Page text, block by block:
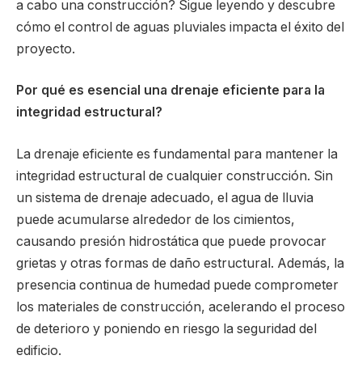
a cabo una construcción? Sigue leyendo y descubre
cómo el control de aguas pluviales impacta el éxito del
proyecto.
Por qué es esencial una drenaje eficiente para la
integridad estructural?
La drenaje eficiente es fundamental para mantener la
integridad estructural de cualquier construcción. Sin
un sistema de drenaje adecuado, el agua de lluvia
puede acumularse alrededor de los cimientos,
causando presión hidrostática que puede provocar
grietas y otras formas de daño estructural. Además, la
presencia continua de humedad puede comprometer
los materiales de construcción, acelerando el proceso
de deterioro y poniendo en riesgo la seguridad del
edificio.